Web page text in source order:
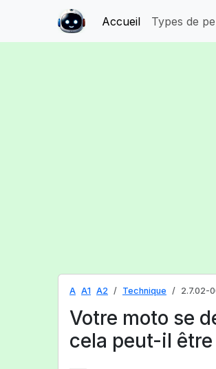
Accueil Types de
A A1 A2 Technique 2.7.02-
Votre moto se
cela peut-il être